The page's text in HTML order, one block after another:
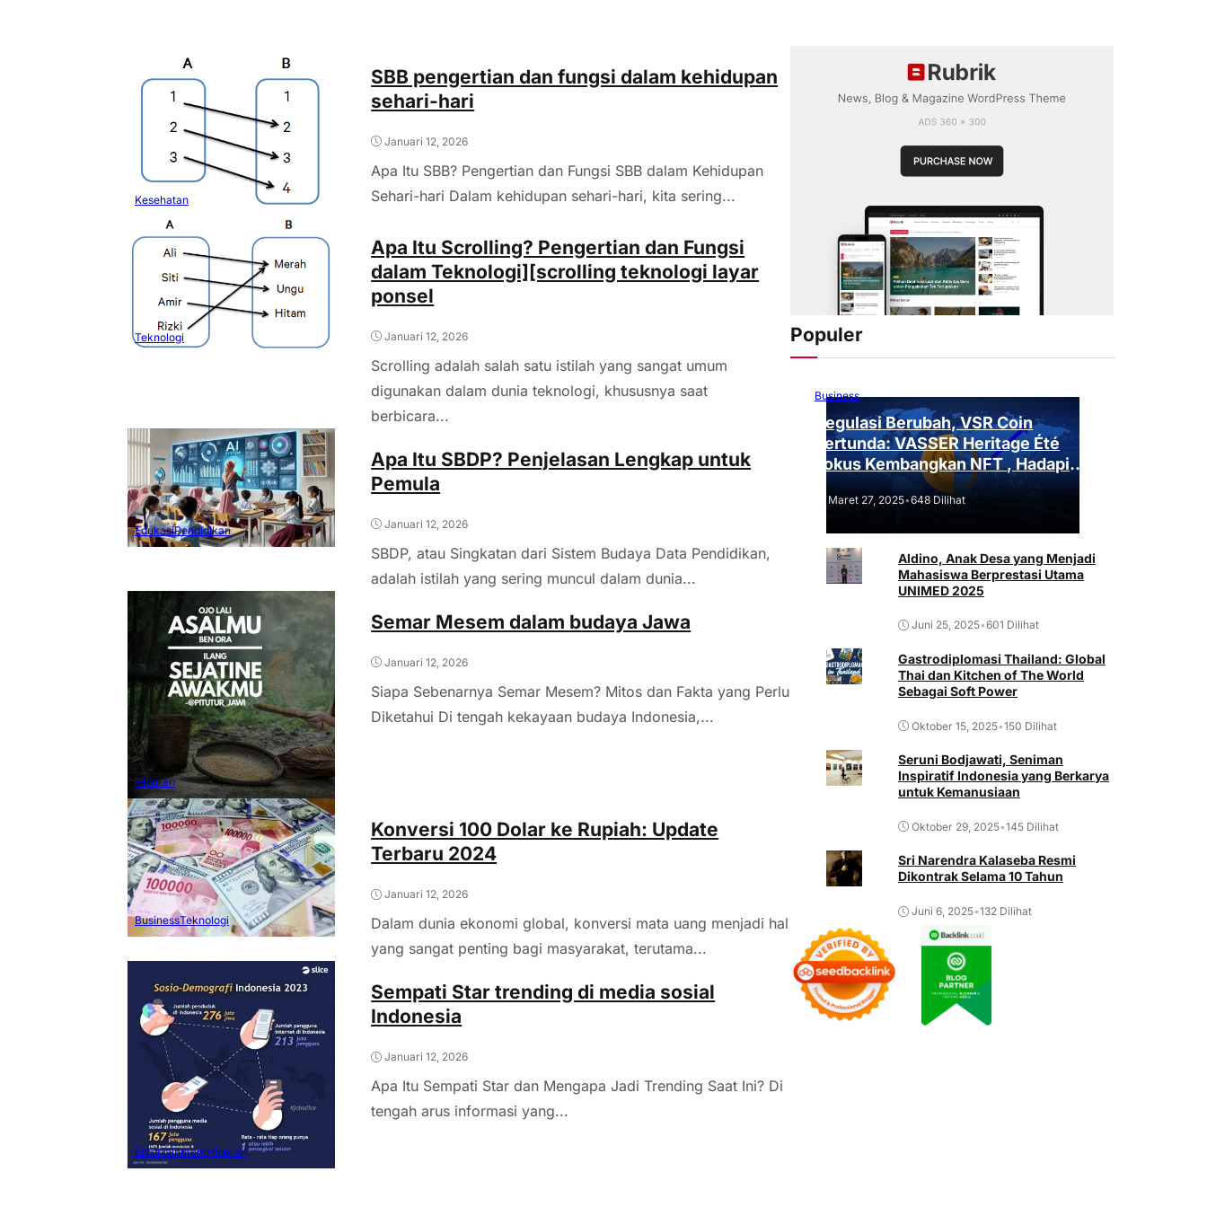
Kesehatan
SBB pengertian dan fungsi dalam kehidupan
sehari-hari
Januari 12, 2026
Apa Itu SBB? Pengertian dan Fungsi SBB dalam Kehidupan
Sehari-hari Dalam kehidupan sehari-hari, kita sering...
Teknologi
Apa Itu Scrolling? Pengertian dan Fungsi
dalam Teknologi][scrolling teknologi layar
ponsel
Januari 12, 2026
Scrolling adalah salah satu istilah yang sangat umum
digunakan dalam dunia teknologi, khususnya saat
berbicara...
EdukasiPendidikan
Apa Itu SBDP? Penjelasan Lengkap untuk
Pemula
Januari 12, 2026
SBDP, atau Singkatan dari Sistem Budaya Data Pendidikan,
adalah istilah yang sering muncul dalam dunia...
Hiburan
Semar Mesem dalam budaya Jawa
Januari 12, 2026
Siapa Sebenarnya Semar Mesem? Mitos dan Fakta yang Perlu
Diketahui Di tengah kekayaan budaya Indonesia,...
BusinessTeknologi
Konversi 100 Dolar ke Rupiah: Update
Terbaru 2024
Januari 12, 2026
Dalam dunia ekonomi global, konversi mata uang menjadi hal
yang sangat penting bagi masyarakat, terutama...
EntertainmentHiburan
Sempati Star trending di media sosial
Indonesia
Januari 12, 2026
Apa Itu Sempati Star dan Mengapa Jadi Trending Saat Ini? Di
tengah arus informasi yang...
Populer
Business
Regulasi Berubah, VSR Coin
Tertunda: VASSER Heritage Été
Fokus Kembangkan NFT , Hadapi
Tantangan Regulasi!
Maret 27, 2025•648 Dilihat
Aldino, Anak Desa yang Menjadi
Mahasiswa Berprestasi Utama
UNIMED 2025
Juni 25, 2025•601 Dilihat
Gastrodiplomasi Thailand: Global
Thai dan Kitchen of The World
Sebagai Soft Power
Oktober 15, 2025•150 Dilihat
Seruni Bodjawati, Seniman
Inspiratif Indonesia yang Berkarya
untuk Kemanusiaan
Oktober 29, 2025•145 Dilihat
Sri Narendra Kalaseba Resmi
Dikontrak Selama 10 Tahun
Juni 6, 2025•132 Dilihat